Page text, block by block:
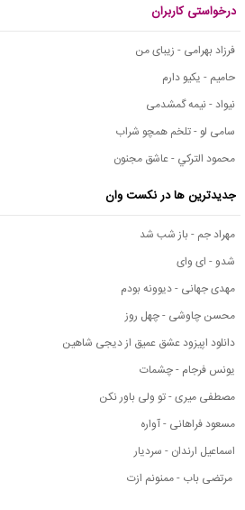
درخواستی کاربران
فرزاد بهرامی - زیبای من
حامیم - یکیو دارم
نیواد - نیمه گمشدمی
سامی لو - تلخم همچو شراب
محمود التركي - عاشق مجنون
جدیدترین ها در نکست وان
مهراد جم - باز شب شد
شدو - ای وای
مهدی جهانی - دیوونه بودم
محسن چاوشی - چهل روز
دانلود اپیزود عشق عمیق از دیجی شاهین
یونس فرجام - چشمات
مصطفی میری - تو ولی باور نکن
مسعود فراهانی - آواره
اسماعیل ارندان - سردیار
مرتضی باب - ممنونم ازت